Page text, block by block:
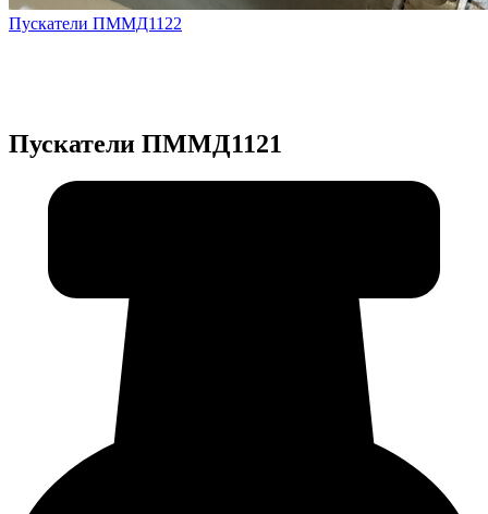
Пускатели ПММД1122
Пускатели ПММД1121